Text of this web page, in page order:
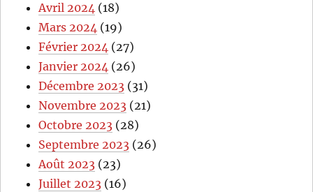
Avril 2024 (18)
Mars 2024 (19)
Février 2024 (27)
Janvier 2024 (26)
Décembre 2023 (31)
Novembre 2023 (21)
Octobre 2023 (28)
Septembre 2023 (26)
Août 2023 (23)
Juillet 2023 (16)